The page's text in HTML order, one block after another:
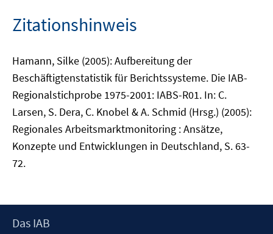
Zitationshinweis
Hamann, Silke (2005): Aufbereitung der
Beschäftigtenstatistik für Berichtssysteme. Die IAB-
Regionalstichprobe 1975-2001: IABS-R01. In: C.
Larsen, S. Dera, C. Knobel & A. Schmid (Hrsg.) (2005):
Regionales Arbeitsmarktmonitoring : Ansätze,
Konzepte und Entwicklungen in Deutschland, S. 63-
72.
Footer
Das IAB